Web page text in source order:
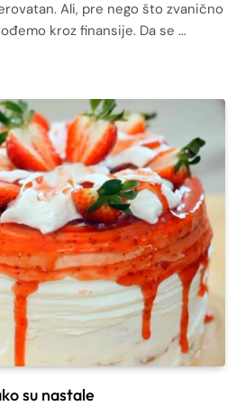
Ali, pre nego što zvanično
kroz finansije. Da se …
su nastale